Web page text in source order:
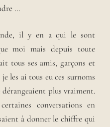
…
il y en a qui le sont
moi mais depuis toute
tous ses amis, garçons et
les ai tous eu ces surnoms
plus vraiment.
conversations en
à donner le chiffre qui